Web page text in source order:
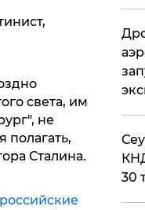
света, им
не
полагать,
Сталина.
30